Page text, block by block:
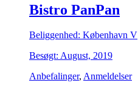
Bistro PanPan
Beliggenhed: København V
Besøgt: August, 2019
Anbefalinger, Anmeldelser